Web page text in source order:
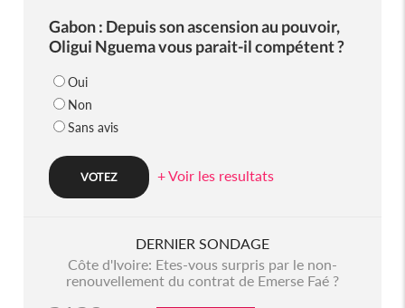
Gabon : Depuis son ascension au pouvoir,
Oligui Nguema vous parait-il compétent ?
Oui
Non
Sans avis
+ Voir les resultats
DERNIER SONDAGE
Côte d'Ivoire: Etes-vous surpris par le non-
renouvellement du contrat de Emerse Faé ?